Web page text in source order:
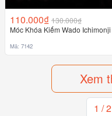
110.000₫ 130.000₫
Móc Khóa Kiếm Wado Ichimonji
Mã: 7142
1 / 2